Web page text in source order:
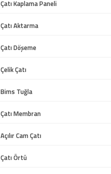
Sarayönü
Seydişehir
Tuzlukçu
Çatı Kaplama Paneli
Çatı Aktarma
Çatı Döşeme
Çelik Çatı
Bims Tuğla
Çatı Membran
Açılır Cam Çatı
Çatı Örtü